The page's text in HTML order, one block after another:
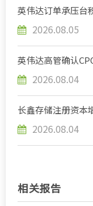
英伟达订单承压台
2026.08.05
英伟达高管确认
2026.08.04
长鑫存储注册资本
2026.08.04
相关报告